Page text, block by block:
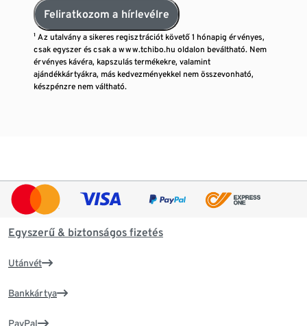
Feliratkozom a hírlevélre
¹ Az utalvány a sikeres regisztrációt követő 1 hónapig érvényes,
csak egyszer és csak a www.tchibo.hu oldalon beváltható. Nem
érvényes kávéra, kapszulás termékekre, valamint
ajándékkártyákra, más kedvezményekkel nem összevonható,
készpénzre nem váltható.
Egyszerű & biztonságos fizetés
Utánvét
Bankkártya
PayPal